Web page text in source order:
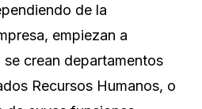
de la
empiezan a
crean departamentos
Recursos Humanos, o